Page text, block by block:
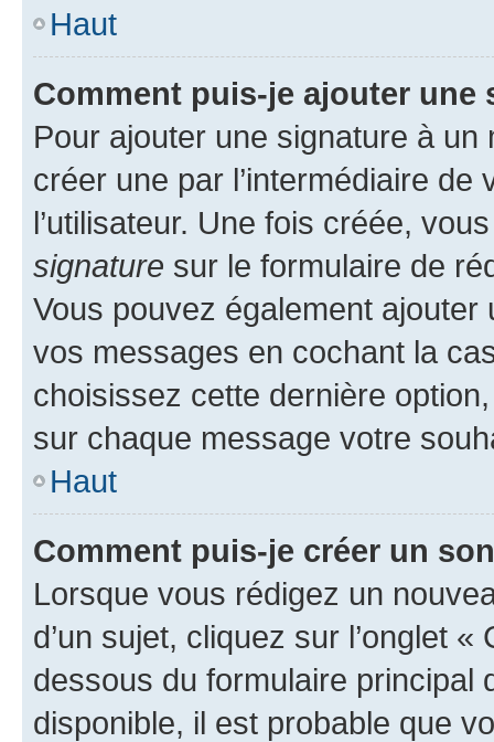
Haut
Comment puis-je ajouter une
Pour ajouter une signature à un
créer une par l’intermédiaire
l’utilisateur. Une fois créée,
signature sur le formulaire de
Vous pouvez également
vos messages en cochant la
choisissez cette dernière
sur chaque message votre
Haut
Comment puis-je créer un
Lorsque vous rédigez un
d’un sujet, cliquez sur l’onglet
dessous du formulaire principal
disponible, il est probable que